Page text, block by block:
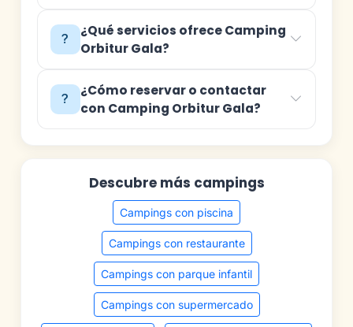
¿Qué servicios ofrece Camping
Orbitur Gala?
¿Cómo reservar o contactar
con Camping Orbitur Gala?
Descubre más campings
Campings con piscina
Campings con restaurante
Campings con parque infantil
Campings con supermercado